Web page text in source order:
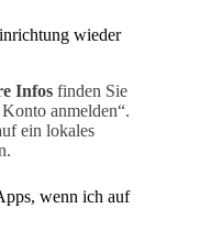
wieder
Infos finden Sie
anmelden“.
ein lokales
wenn ich auf